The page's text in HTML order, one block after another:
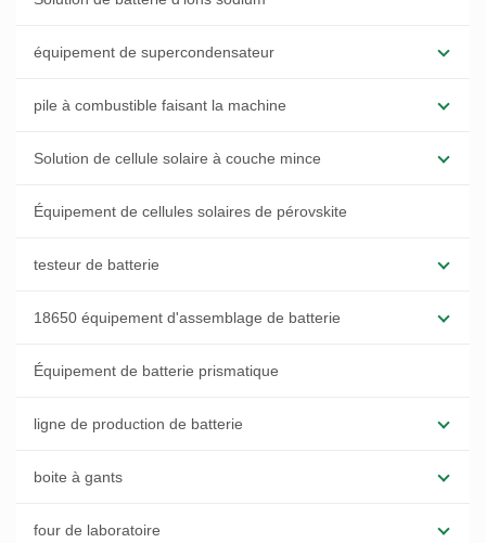
équipement de supercondensateur
pile à combustible faisant la machine
Solution de cellule solaire à couche mince
Équipement de cellules solaires de pérovskite
testeur de batterie
18650 équipement d'assemblage de batterie
Équipement de batterie prismatique
ligne de production de batterie
boite à gants
four de laboratoire